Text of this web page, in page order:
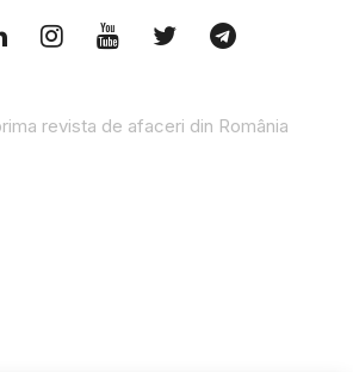
revista de afaceri din România